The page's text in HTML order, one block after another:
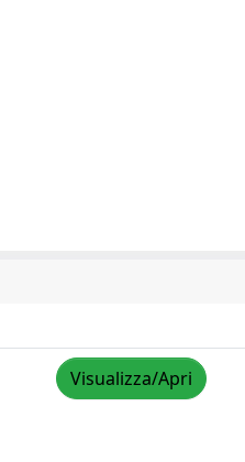
Visualizza/Apri